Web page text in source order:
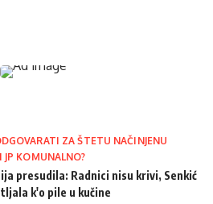
ZA ŠTETU NAČINJENU
JP KOMUNALNO?
presudila: Radnici nisu krivi, Senkić
k'o pile u kučine